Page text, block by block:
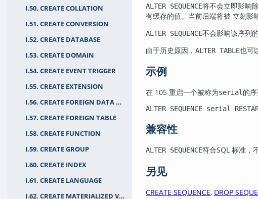
I.50. CREATE COLLATION
I.51. CREATE CONVERSION
I.52. CREATE DATABASE
I.53. CREATE DOMAIN
I.54. CREATE EVENT TRIGGER
I.55. CREATE EXTENSION
I.56. CREATE FOREIGN DATA WRAPPER
I.57. CREATE FOREIGN TABLE
I.58. CREATE FUNCTION
I.59. CREATE GROUP
I.60. CREATE INDEX
I.61. CREATE LANGUAGE
I.62. CREATE MATERIALIZED VIEW
ALTER SEQUENCE将不会立即影响
有缓存的值。当前后端将被 立刻影
ALTER SEQUENCE不会影响该序列的
由于历史原因， ALTER TABLE也可
示例
在 105 重启一个被称为serial的序
ALTER SEQUENCE serial
兼容性
ALTER SEQUENCE符合SQL 标准，
另见
CREATE SEQUENCE, DROP